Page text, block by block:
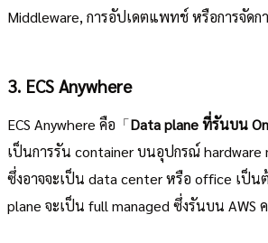
Middleware, การอัปเดตแพทช์ หรือการจัดก
3. ECS Anywhere
ECS Anywhere คือ「Data plane ที่รันบน
เป็นการรัน container บนอุปกรณ์ hardware
ซึ่งอาจจะเป็น data center หรือ office เป็น
plane จะเป็น full managed ซึ่งรันบน AWS